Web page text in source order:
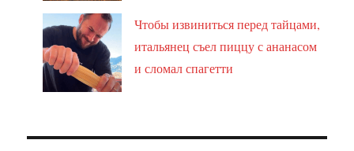
Чтобы извиниться перед тайцами,
итальянец съел пиццу с ананасом
и сломал спагетти